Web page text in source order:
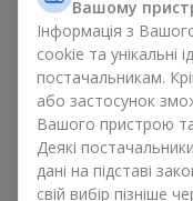
звичайний букет у
подарунок. Ми у
побажань клієнта,
композиції букет у
натуральні
відповідні до події
За бажанням клієнта
у прозорій плівці або
Вашому
Інформація з
cookie та унікальні
постачальникам.
або застосунок
Вашого пристрою
Деякі
дані на підставі
свій вибір пізніше